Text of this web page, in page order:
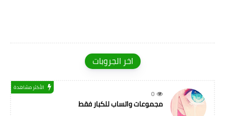
اخر الجروبات
0
الأكثر مشاهدة
مجموعات واتساب للكبار فقط